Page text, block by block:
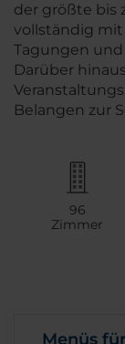
der größte bis
vollständig
Tagungen
Darüber
Belangen zur
96
Zimmer
Menüs